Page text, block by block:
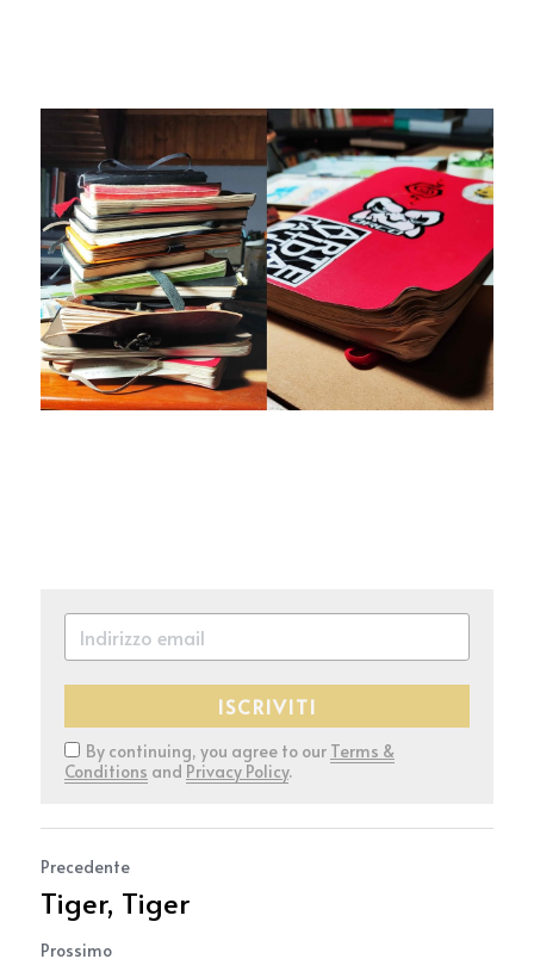
ISCRIVITI
By continuing, you agree to our Terms &
Conditions and Privacy Policy.
Precedente
Tiger, Tiger
Prossimo